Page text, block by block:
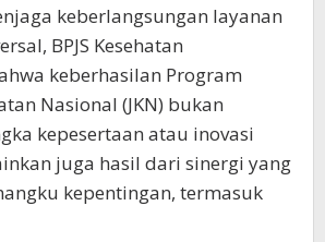
keberlangsungan layanan
BPJS Kesehatan
keberhasilan Program
Nasional (JKN) bukan
kepesertaan atau inovasi
juga hasil dari sinergi yang
kepentingan, termasuk